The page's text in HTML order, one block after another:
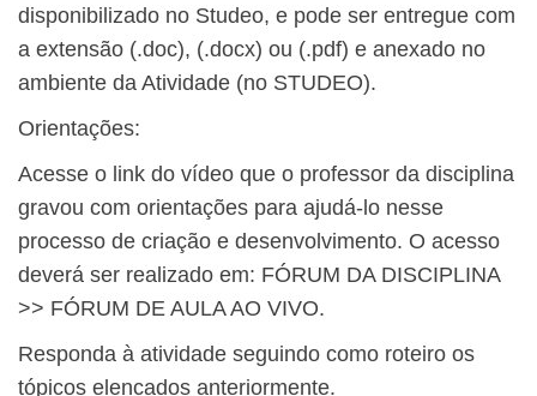
disponibilizado no Studeo, e pode ser entregue com
a extensão (.doc), (.docx) ou (.pdf) e anexado no
ambiente da Atividade (no STUDEO).​
Orientações:
Acesse o link do vídeo que o professor da disciplina
gravou com orientações para ajudá-lo nesse
processo de criação e desenvolvimento. O acesso
deverá ser realizado em: FÓRUM DA DISCIPLINA
>> FÓRUM DE AULA AO VIVO.
Responda à atividade seguindo como roteiro os
tópicos elencados anteriormente.